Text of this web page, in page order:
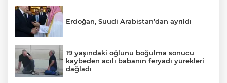
Erdoğan, Suudi Arabistan’dan ayrıldı
19 yaşındaki oğlunu boğulma sonucu
kaybeden acılı babanın feryadı yürekleri
dağladı